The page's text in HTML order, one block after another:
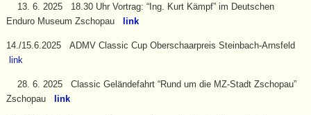
13. 6. 2025 18.30 Uhr Vortrag: “Ing. Kurt Kämpf” im Deutschen
Enduro Museum Zschopau link
14./15.6.2025 ADMV Classic Cup Oberschaarpreis Steinbach-Arnsfeld
link
28. 6. 2025 Classic Geländefahrt “Rund um die MZ-Stadt Zschopau”
Zschopau link